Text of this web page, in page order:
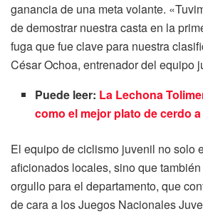
ganancia de una meta volante.
de demostrar nuestra casta en la
fuga que fue clave para nuestra
César Ochoa, entrenador del equipo
Puede leer: La Lechona
como el mejor plato de cerdo
El equipo de ciclismo juvenil no solo
aficionados locales, sino que
orgullo para el departamento, que
de cara a los Juegos Nacionales